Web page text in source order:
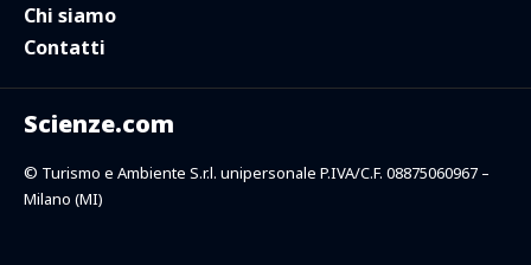
Scienze.com
© Turismo e Ambiente S.r.l. unipersonale P.IVA/C.F. 08875060967 –
Milano (MI)
Chi siamo
Contatti